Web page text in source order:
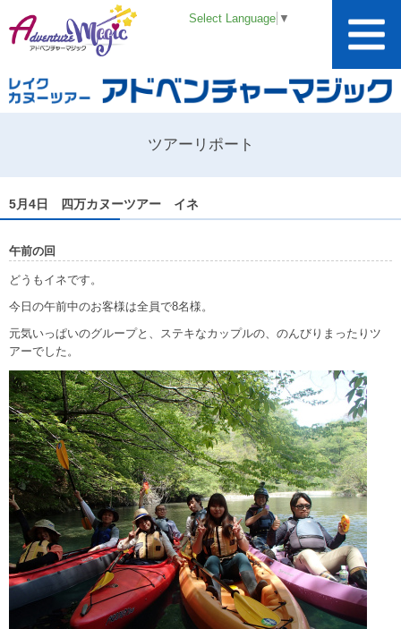
Select Language ▼
ツアーリポート
5月4日 四万カヌーツアー イネ
午前の回
どうもイネです。
今日の午前中のお客様は全員で8名様。
元気いっぱいのグループと、ステキなカップルの、のんびりまったりツ
アーでした。